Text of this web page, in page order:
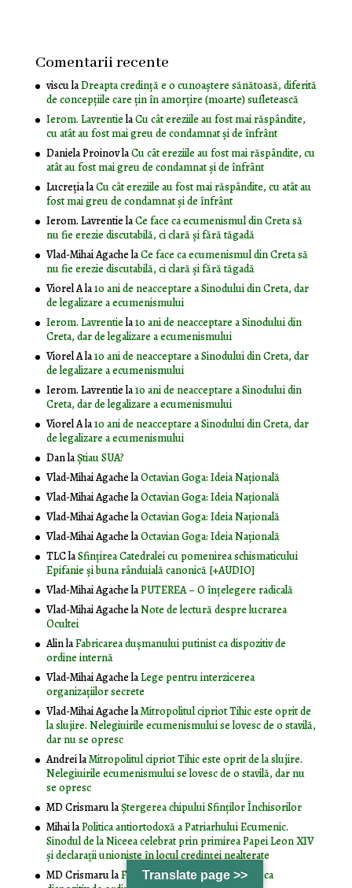
Comentarii recente
visculaDreapta credință e o cunoaștere sănătoasă, diferită
de concepțiile care țin în amorțire (moarte) sufletească
Ierom. LavrentielaCu cât ereziile au fost mai răspândite,
cu atât au fost mai greu de condamnat și de înfrânt
Daniela ProinovlaCu cât ereziile au fost mai răspândite, cu
atât au fost mai greu de condamnat și de înfrânt
LucrețialaCu cât ereziile au fost mai răspândite, cu atât au
fost mai greu de condamnat și de înfrânt
Ierom. LavrentielaCe face ca ecumenismul din Creta să
nu fie erezie discutabilă, ci clară și fără tăgadă
Vlad-Mihai AgachelaCe face ca ecumenismul din Creta să
nu fie erezie discutabilă, ci clară și fără tăgadă
Viorel Ala10 ani de neacceptare a Sinodului din Creta, dar
de legalizare a ecumenismului
Ierom. Lavrentiela10 ani de neacceptare a Sinodului din
Creta, dar de legalizare a ecumenismului
Viorel Ala10 ani de neacceptare a Sinodului din Creta, dar
de legalizare a ecumenismului
Ierom. Lavrentiela10 ani de neacceptare a Sinodului din
Creta, dar de legalizare a ecumenismului
Viorel Ala10 ani de neacceptare a Sinodului din Creta, dar
de legalizare a ecumenismului
DanlaȘtiau SUA?
Vlad-Mihai AgachelaOctavian Goga: Ideia Naţională
Vlad-Mihai AgachelaOctavian Goga: Ideia Naţională
Vlad-Mihai AgachelaOctavian Goga: Ideia Naţională
Vlad-Mihai AgachelaOctavian Goga: Ideia Naţională
TLClaSfințirea Catedralei cu pomenirea schismaticului
Epifanie și buna rânduială canonică [+AUDIO]
Vlad-Mihai AgachelaPUTEREA – O înţelegere radicală
Vlad-Mihai AgachelaNote de lectură despre lucrarea
Ocultei
AlinlaFabricarea dușmanului putinist ca dispozitiv de
ordine internă
Vlad-Mihai AgachelaLege pentru interzicerea
organizaţiilor secrete
Vlad-Mihai AgachelaMitropolitul cipriot Tihic este oprit de
la slujire. Nelegiuirile ecumenismului se lovesc de o stavilă,
dar nu se opresc
AndreilaMitropolitul cipriot Tihic este oprit de la slujire.
Nelegiuirile ecumenismului se lovesc de o stavilă, dar nu
se opresc
MD CrismarulaŞtergerea chipului Sfinţilor Închisorilor
MihailaPolitica antiortodoxă a Patriarhului Ecumenic.
Sinodul de la Niceea celebrat prin primirea Papei Leon XIV
și declarații unioniste în locul credinței nealterate
MD CrismarulaFabricarea dușmanului putinist ca
Translate page >>